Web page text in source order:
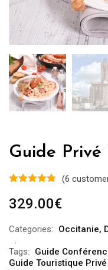
Guide Privé
(6
329.00€
Categories: Occitanie,
Tags: Guide
Guide Touristique